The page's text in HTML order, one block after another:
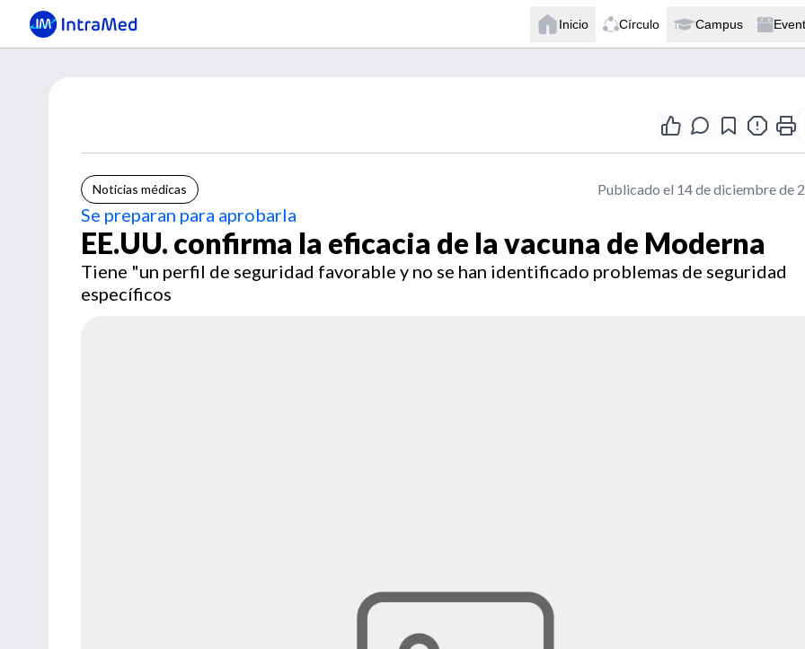
Inicio Círculo Campus
Noticias médicas Publicado el 14 de diciembre de
Se preparan para aprobarla
EE.UU. confirma la eficacia de la vacuna de Moderna
Tiene "un perfil de seguridad favorable y no se han identificado problemas de seguridad
específicos